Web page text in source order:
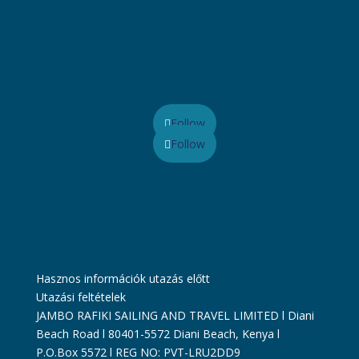
Follow
Follow
Hasznos információk utazás előtt
Utazási feltételek
JAMBO RAFIKI SAILING AND TRAVEL LIMITED l Diani
Beach Road l 80401-5572 Diani Beach, Kenya l
P.O.Box 5572 l REG NO: PVT-LRU2DD9